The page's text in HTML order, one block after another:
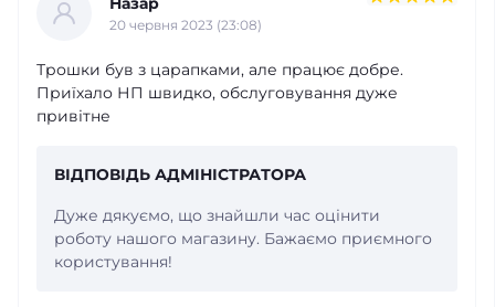
20 червня 2023 (23:08)
Трошки був з царапками, але працює добре.
Приїхало НП швидко, обслуговування дуже
привітне
ВІДПОВІДЬ АДМІНІСТРАТОРА
Дуже дякуємо, що знайшли час оцінити
роботу нашого магазину. Бажаємо приємного
користування!